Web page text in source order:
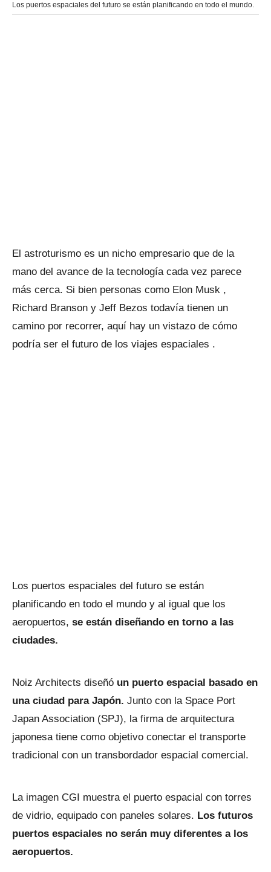
Los puertos espaciales del futuro se están planificando en todo el mundo.
El astroturismo es un nicho empresario que de la
mano del avance de la tecnología cada vez parece
más cerca. Si bien personas como Elon Musk ,
Richard Branson y Jeff Bezos todavía tienen un
camino por recorrer, aquí hay un vistazo de cómo
podría ser el futuro de los viajes espaciales .
Los puertos espaciales del futuro se están
planificando en todo el mundo y al igual que los
aeropuertos, se están diseñando en torno a las
ciudades.
Noiz Architects diseñó un puerto espacial basado en
una ciudad para Japón. Junto con la Space Port
Japan Association (SPJ), la firma de arquitectura
japonesa tiene como objetivo conectar el transporte
tradicional con un transbordador espacial comercial.
La imagen CGI muestra el puerto espacial con torres
de vidrio, equipado con paneles solares. Los futuros
puertos espaciales no serán muy diferentes a los
aeropuertos.